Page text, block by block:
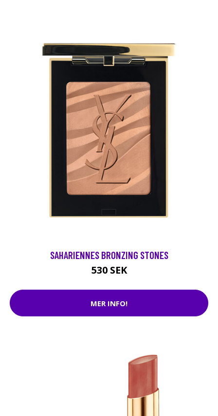
SAHARIENNES BRONZING STONES
530 SEK
MER INFO!